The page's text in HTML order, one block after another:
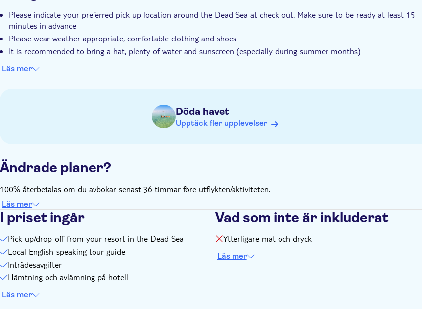
Please indicate your preferred pick up location around the Dead Sea at check-out. Make sure to be ready at least 15
minutes in advance
Please wear weather appropriate, comfortable clothing and shoes
It is recommended to bring a hat, plenty of water and sunscreen (especially during summer months)
Läs mer
Döda havet
Upptäck fler upplevelser
Ändrade planer?
100% återbetalas om du avbokar senast 36 timmar före utflykten/aktiviteten.
Läs mer
I priset ingår
Pick-up/drop-off from your resort in the Dead Sea
Local English-speaking tour guide
Inträdesavgifter
Hämtning och avlämning på hotell
Läs mer
Vad som inte är inkluderat
Ytterligare mat och dryck
Läs mer